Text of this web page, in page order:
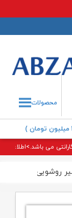
محصولات
می باشد.>اطلاعات
روشویی کرخه